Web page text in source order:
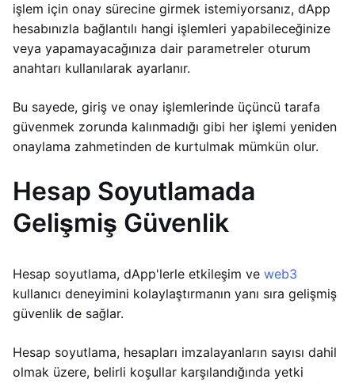
işlem için onay sürecine girmek istemiyorsanız, dApp
hesabınızla bağlantılı hangi işlemleri yapabileceğinize
veya yapamayacağınıza dair parametreler oturum
anahtarı kullanılarak ayarlanır.
Bu sayede, giriş ve onay işlemlerinde üçüncü tarafa
güvenmek zorunda kalınmadığı gibi her işlemi yeniden
onaylama zahmetinden de kurtulmak mümkün olur.
Hesap Soyutlamada
Gelişmiş Güvenlik
Hesap soyutlama, dApp'lerle etkileşim ve web3
kullanıcı deneyimini kolaylaştırmanın yanı sıra gelişmiş
güvenlik de sağlar.
Hesap soyutlama, hesapları imzalayanların sayısı dahil
olmak üzere, belirli koşullar karşılandığında yetki